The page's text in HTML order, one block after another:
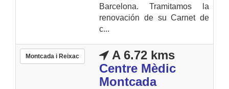
Barcelona. Tramitamos la
renovación de su Carnet de
c...
Montcada i Reixac
A 6.72 kms
Centre Mèdic
Montcada